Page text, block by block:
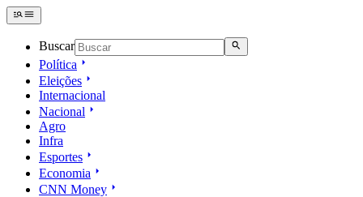
Buscar
Política
Eleições
Internacional
Nacional
Agro
Infra
Esportes
Economia
CNN Money